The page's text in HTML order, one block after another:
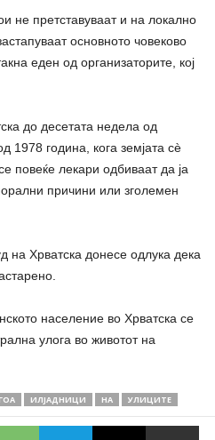
не претставуваат и на локално
основното човеково
еден од организаторите, кој
до десетата недела од
1978 година, кога земјата сè
лекари одбиваат да ја
причини или зголемен
на Хрватска донесе одлука дека
население во Хрватска се
улога во животот на
ИЛЈАДНИЦИ НА УЛИЦИТЕ